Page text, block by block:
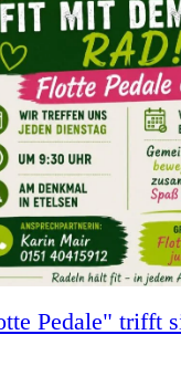
Pedale" trifft